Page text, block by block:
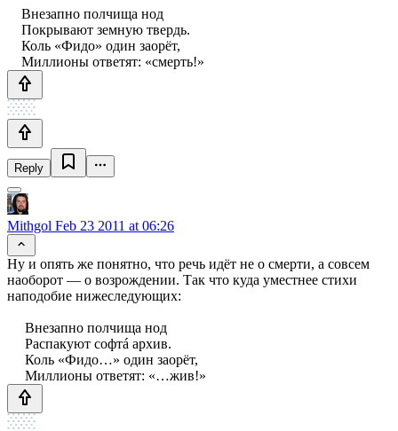
Внезапно полчища нод
Покрывают земную твердь.
Коль «Фидо» один заорёт,
Миллионы ответят: «смерть!»
Reply
Mithgol Feb 23 2011 at 06:26
Ну и опять же понятно, что речь идёт не о смерти, а совсем
наоборот — о возрождении. Так что куда уместнее стихи
наподобие нижеследующих:
Внезапно полчища нод
Распакуют софтá архив.
Коль «Фидо…» один заорёт,
Миллионы ответят: «…жив!»